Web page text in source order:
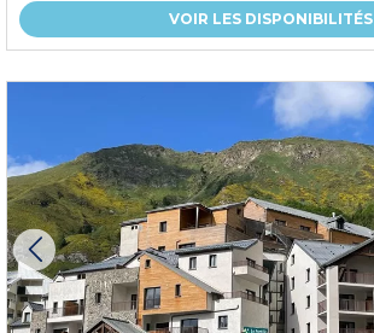
VOIR LES DISPONIBILITÉS